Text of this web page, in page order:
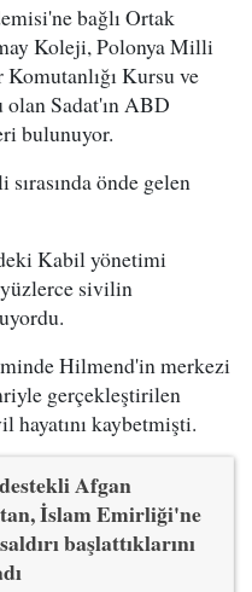
bağlı Ortak
Koleji, Polonya Milli
Kursu ve
Sadat'ın ABD
bulunuyor.
önde gelen
Kabil yönetimi
sivilin
Hilmend'in merkezi
gerçekleştirilen
hayatını kaybetmişti.
Afgan
İslam Emirliği'ne
başlattıklarını